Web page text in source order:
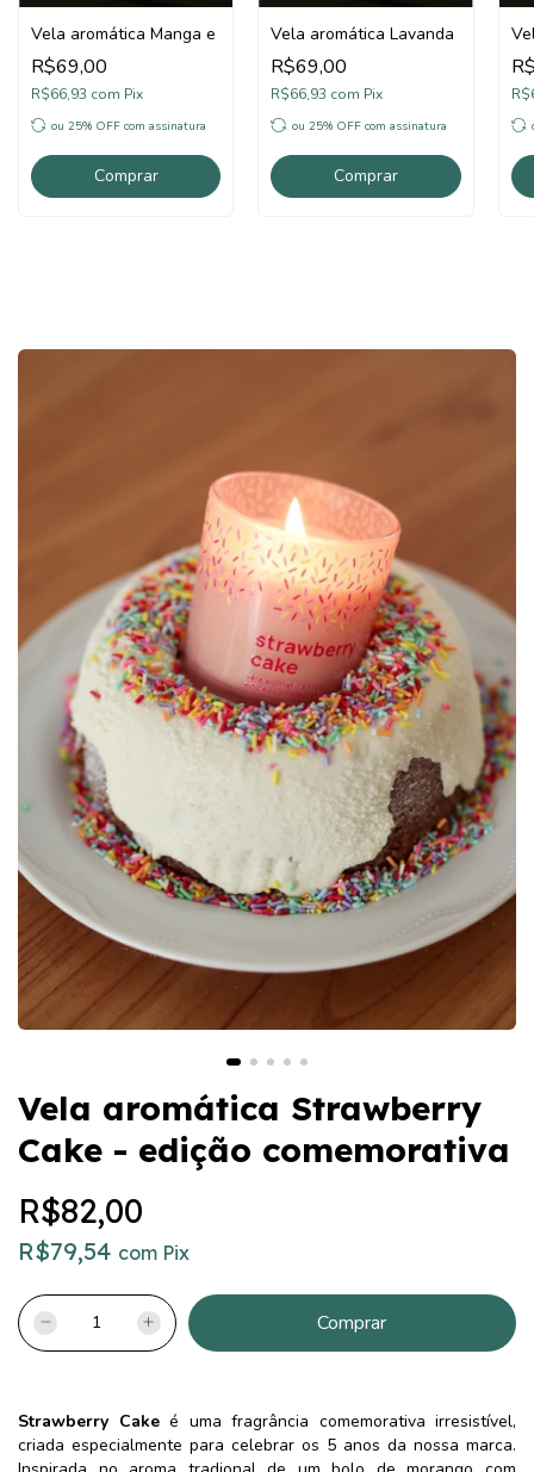
Vela aromática Manga e Maracujá
R$69,00
R$66,93 com Pix
ou 25% OFFcom assinatura
Comprar
Vela aromática Lavanda
R$69,00
R$66,93 com Pix
ou 25% OFF com assinatura
Comprar
Vela aromática Strawberry
Cake - edição comemorativa
R$82,00
R$79,54 com Pix
Strawberry Cakeé uma fragrância comemorativa irresistível,
criada especialmente para celebrar os 5 anos da nossa marca.